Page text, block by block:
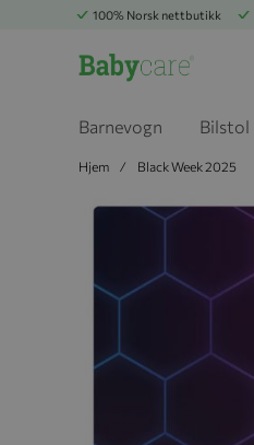
100% Norsk nettbutikk
Barnevogn Bilstol
Hjem Black Week 2025